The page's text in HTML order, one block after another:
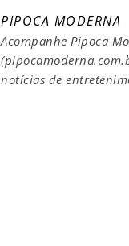
PIPOCA MODERNA
Acompanhe Pipoca
notícias de